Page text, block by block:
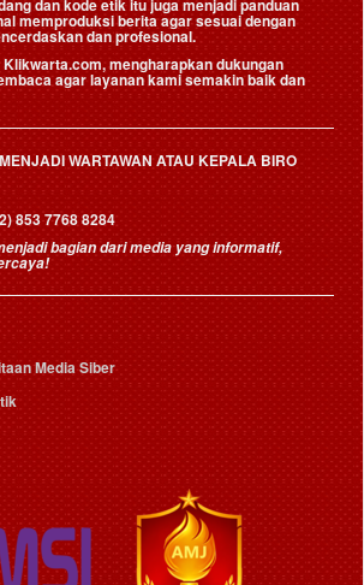
dan kode etik itu juga menjadi panduan
memproduksi berita agar sesuai dengan
dan profesional.
mengharapkan dukungan
agar layanan kami semakin baik dan
WARTAWAN ATAU KEPALA BIRO
853 7768 8284
bagian dari media yang informatif,
Media Siber